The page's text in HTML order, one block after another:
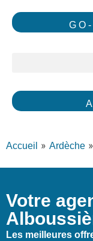
Accueil » Ardèche »
Votre
Les meilleures